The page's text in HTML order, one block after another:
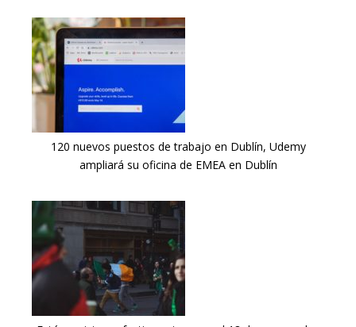
120 nuevos puestos de trabajo en Dublín, Udemy
ampliará su oficina de EMEA en Dublín